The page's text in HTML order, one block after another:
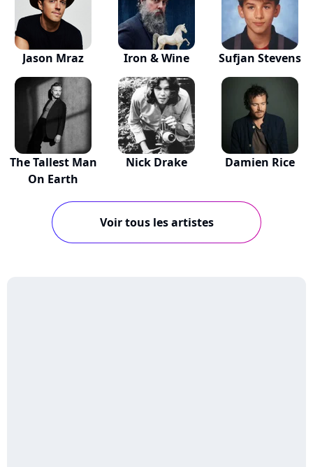
Jason Mraz Iron & Wine Sufjan Stevens
The Tallest Man
On Earth
Nick Drake Damien Rice
Voir tous les artistes